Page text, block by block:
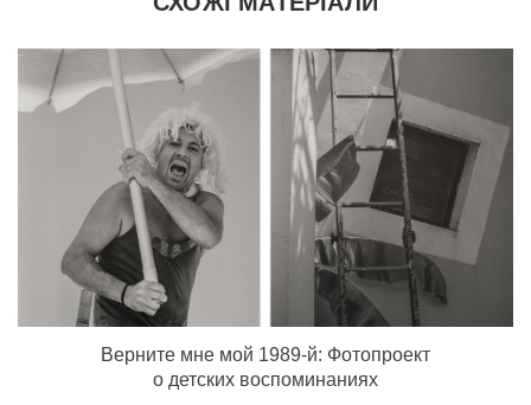
Верните мне мой 1989-й: Фотопроект
о детских воспоминаниях